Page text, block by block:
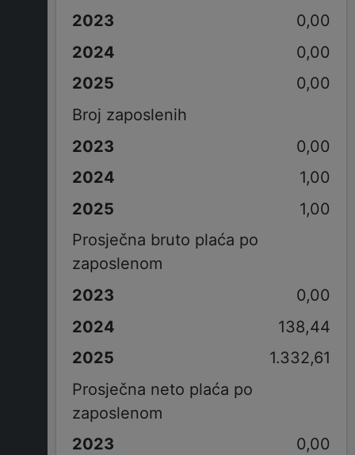
0,00
0,00
0,00
Broj zaposlenih
0,00
1,00
1,00
Prosječna bruto plaća po
zaposlenom
0,00
138,44
1.332,61
Prosječna neto plaća po
zaposlenom
0,00